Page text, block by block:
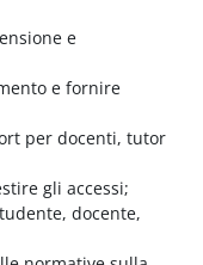
e
e fornire
per docenti, tutor
gli accessi;
docente,